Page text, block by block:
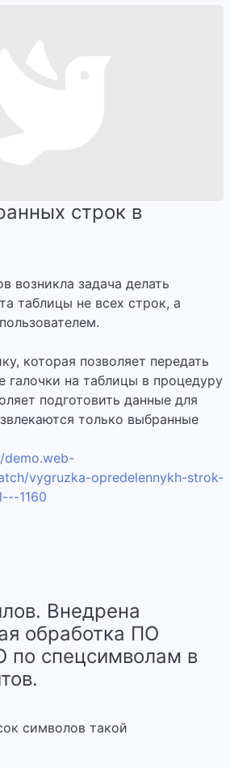
строк в
возникла задача делать
таблицы не всех строк, а
которая позволяет передать
галочки на таблицы в процедуру
подготовить данные для
только выбранные
demo.web-
vygruzka-opredelennykh-strok-
1160
Внедрена
обработка ПО
спецсимволам в
символов такой